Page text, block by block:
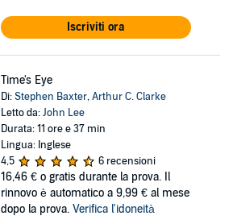
Iscriviti ora
Time's Eye
Di:Stephen Baxter,Arthur C. Clarke
Letto da:John Lee
Durata: 11 ore e 37 min
Lingua: Inglese
4,5
6 recensioni
16,46 € o gratis durante la prova. Il
rinnovo è automatico a 9,99 € al mese
dopo la prova. Verifica l'idoneità